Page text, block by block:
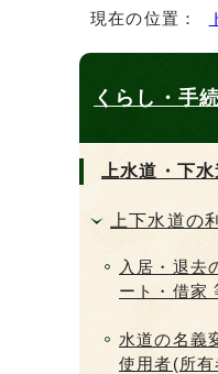
現在の位置：
くらし・手
上水道・下
上下水道の
入居・退去
ート・借家
水道の名義
使用者(所有